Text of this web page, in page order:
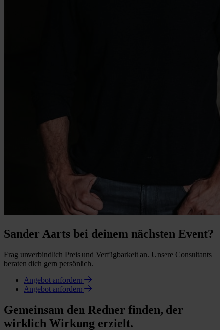
Sander Aarts bei deinem nächsten Event?
Frag unverbindlich Preis und Verfügbarkeit an. Unsere Consultants
beraten dich gern persönlich.
Angebot anfordern
Angebot anfordern
Gemeinsam den Redner finden, der
wirklich Wirkung erzielt.